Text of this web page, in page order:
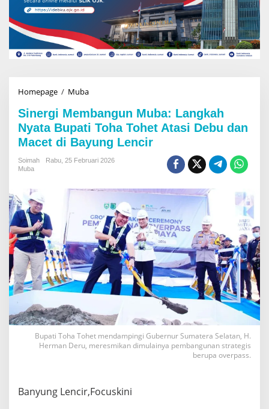
Homepage / Muba
n
e
r
g
i
m
n
u
n
M
u
b
L
n
N
Sinergi Membangun Muba: Langkah
Nyata Bupati Toha Tohet Atasi Debu dan
Macet di Bayung Lencir
Soimah
Rabu, 25 Februari 2026
Muba
Bupati Toha Tohet mendampingi Gubernur Sumatera Selatan, H.
Herman Deru, meresmikan dimulainya pembangunan strategis
berupa overpass.
Banyung Lencir,Focuskini